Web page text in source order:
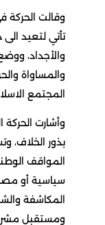
وقالت الحركة
تأتي لتعيد
والأجداد،
والمساواة
المجتمع
وأشارت
بذور الخلاف،
المواقف
سياسية أو
المكاشفة
ومستقبل مشرق